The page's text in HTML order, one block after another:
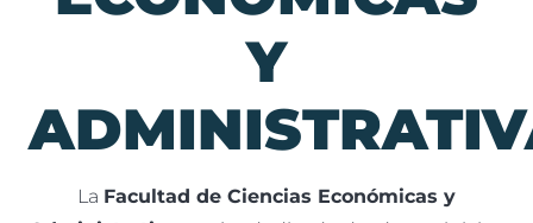
Y
La Facultad de Ciencias Económicas y